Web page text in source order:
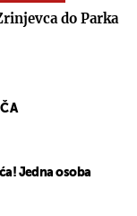
do Parka
Jedna osoba